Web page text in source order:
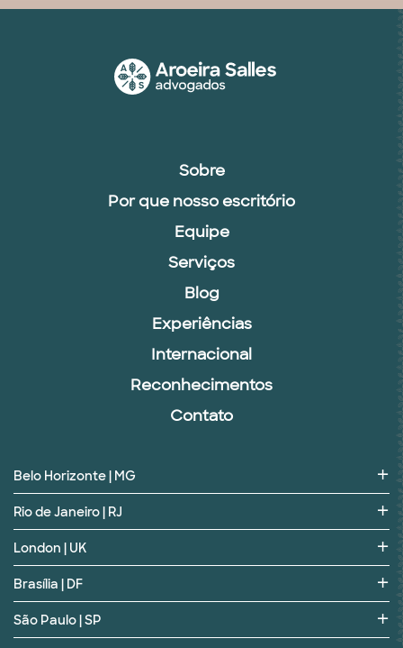
Sobre
Por que nosso escritório
Equipe
Serviços
Blog
Experiências
Internacional
Reconhecimentos
Contato
Belo Horizonte | MG
Rio de Janeiro | RJ
London | UK
Brasília | DF
São Paulo | SP